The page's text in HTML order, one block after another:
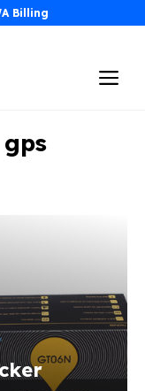
Billing